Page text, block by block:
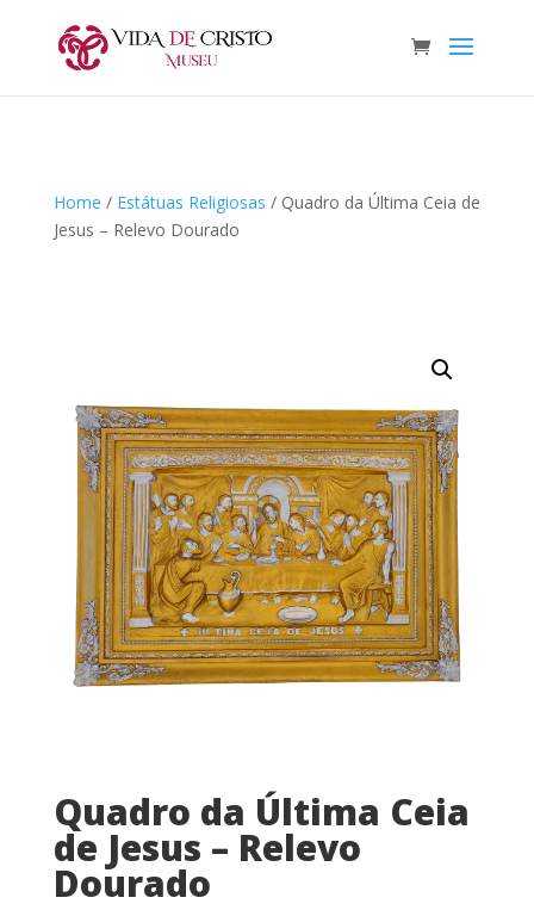
Home / Estátuas Religiosas / Quadro da Última Ceia de
Jesus – Relevo Dourado
Quadro da Última Ceia
de Jesus – Relevo
Dourado